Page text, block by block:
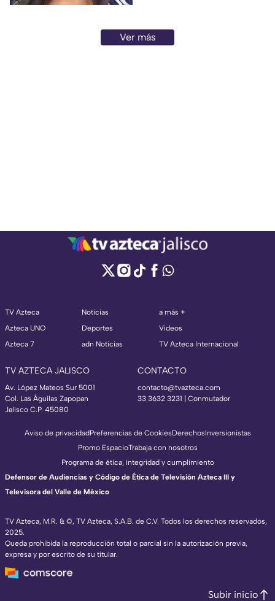
Ver más
TV Azteca
Azteca UNO
Azteca 7
Noticias
Deportes
adn Noticias
a más +
Videos
TV Azteca Internacional
TV AZTECA JALISCO
Av. López Mateos Sur 5001
Col. Las Águilas Zapopan
Jalisco C.P. 45080
CONTACTO
contacto@tvazteca.com
33 3632 3231 | Conmutador
TV Azteca, M.R. & ©, TV Azteca, S.A.B. de C.V. Todos los derechos reservados,
2025.
Queda prohibida la reproducción total o parcial sin la autorización previa,
expresa y por escrito de su titular.
Aviso de privacidadPreferencias de CookiesDerechosInversionistas
Promo EspacioTrabaja con nosotros
Programa de ética, integridad y cumplimiento
Defensor de Audiencias y Código de Ética de Televisión Azteca III y
Televisora del Valle de México
Subir inicio